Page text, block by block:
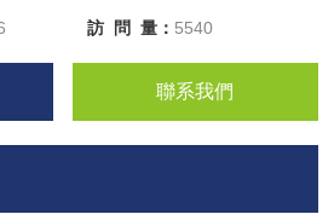
訪 問 量： 5540
聯系我們